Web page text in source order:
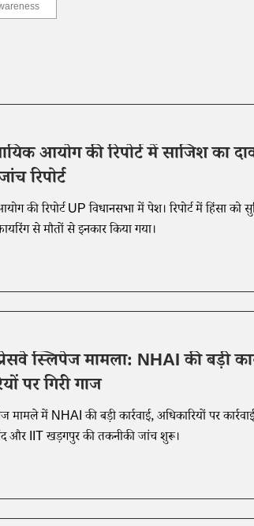
आयोग की रिपोर्ट में साजिश का
रिपोर्ट
की रिपोर्ट UP विधानसभा में पेश। रिपोर्ट में हिंसा को
से मौतों से इनकार किया गया।
स्लिपेज मामला: NHAI की बड़ी
पर गिरी गाज
में NHAI की बड़ी कार्रवाई, अधिकारियों पर
और IIT खड़गपुर की तकनीकी जांच शुरू।